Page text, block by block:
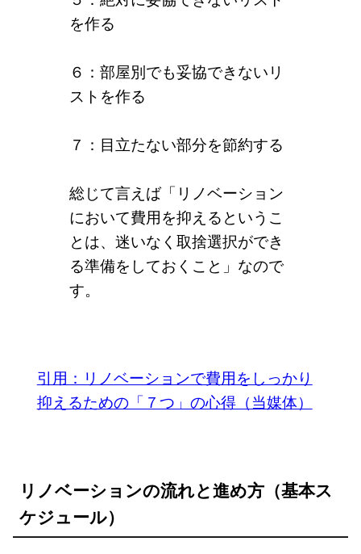
を作る
６：部屋別でも妥協できないリ
ストを作る
７：目立たない部分を節約する
総じて言えば「リノベーション
において費用を抑えるというこ
とは、迷いなく取捨選択ができ
る準備をしておくこと」なので
す。
引用：リノベーションで費用をしっかり
抑えるための「７つ」の心得（当媒体）
リノベーションの流れと進め方（基本ス
ケジュール）